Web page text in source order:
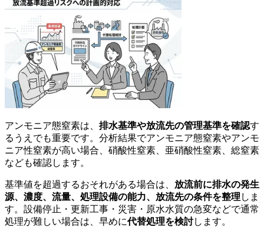
アンモニア態窒素は、 排水基準や放流先の管理基準を確認す
るうえでも重要です。分析結果でアンモニア態窒素やアンモ
ニア性窒素が高い場合、硝酸性窒素、亜硝酸性窒素、総窒素
なども確認します。
基準値を超過するおそれがある場合は、 放流前に排水の発生
源、濃度、流量、処理設備の能力、放流先の条件を整理 しま
す。設備停止・更新工事・災害・原水水質の急変などで通常
処理が難しい場合は、早めに代替処理を検討します。